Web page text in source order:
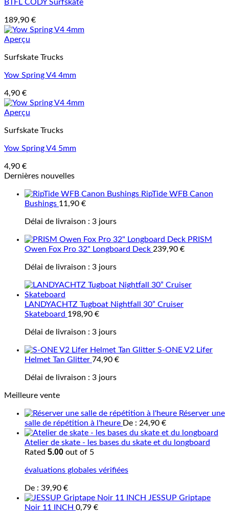
BTFL CODY Surfskate
189,90 €
Aperçu
Surfskate Trucks
Yow Spring V4 4mm
4,90 €
Aperçu
Surfskate Trucks
Yow Spring V4 5mm
4,90 €
Dernières nouvelles
RipTide WFB Canon
Bushings 11,90 €
Délai de livraison : 3 jours
PRISM
Owen Fox Pro 32" Longboard Deck 239,90 €
Délai de livraison : 3 jours
LANDYACHTZ Tugboat Nightfall 30” Cruiser
Skateboard 198,90 €
Délai de livraison : 3 jours
S-ONE V2 Lifer
Helmet Tan Glitter 74,90 €
Délai de livraison : 3 jours
Meilleure vente
Réserver une
salle de répétition à l'heure De : 24,90 €
Atelier de skate - les bases du skate et du longboard
Rated 5.00 out of 5
évaluations globales vérifiées
De : 39,90 €
JESSUP Griptape
Noir 11 INCH 0,79 €